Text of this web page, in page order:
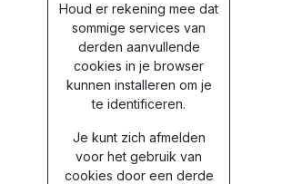
Houd er rekening mee dat
sommige services van
derden aanvullende
cookies in je browser
kunnen installeren om je
te identificeren.
Je kunt zich afmelden
voor het gebruik van
cookies door een derde